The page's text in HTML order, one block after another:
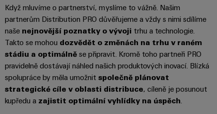
Ukládání
energie
Řešení
a
výrobky
pro
systémy
skladování
energie
(ESS)
PCB
a
svorkovnice
PCB
Služby
v
oblasti
konektorů
Měření
energie
Weidmüller
průmyslové
použití
AI
Vzdálený
Když mluvíme o partnerství, myslíme to vážně. Našim
partnerům Distribution PRO důvěřujeme a vždy s nimi sdílíme
naše nejnovější poznatky o vývoji trhu a technologie.
Takto se mohou dozvědět o změnách na trhu v raném
stádiu a optimálně se připravit. Kromě toho partneři PRO
pravidelně dostávají náhled našich produktových inovací. Blízká
spolupráce by měla umožnit společně plánovat
strategické cíle v oblasti distribuce, cíleně je posunout
kupředu a zajistit optimální vyhlídky na úspěch.